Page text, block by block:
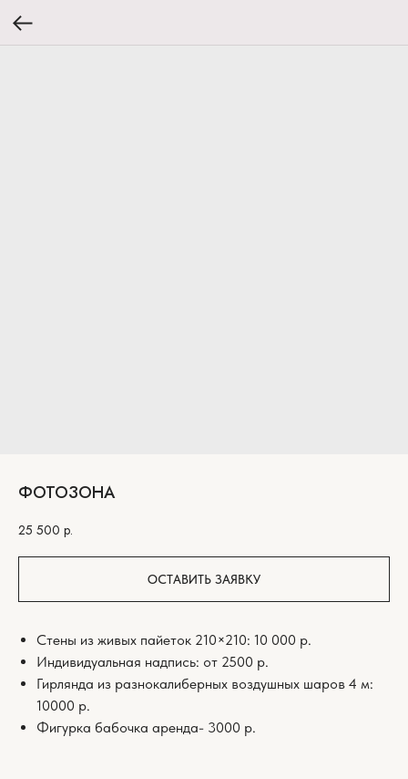
ФОТОЗОНА
25 500 р.
ОСТАВИТЬ ЗАЯВКУ
Стены из живых пайеток 210×210: 10 000 р.
Индивидуальная надпись: от 2500 р.
Гирлянда из разнокалиберных воздушных шаров 4 м:
10000 р.
Фигурка бабочка аренда- 3000 р.